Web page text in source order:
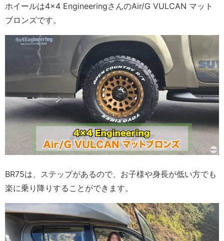
ホイールは4×4 EngineeringさんのAir/G VULCAN マット
ブロンズです。
BR75は、ステップがあるので、お子様や身長が低い方でも
楽に乗り降りすることができます。